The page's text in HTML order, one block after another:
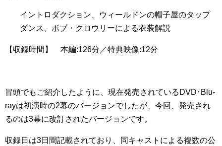
イントロダクション、ウィールドンの帽子屋のタップ
ダンス、ボブ・クロウリーによる衣装解説
【収録時間】 本編:126分／特典映像:12分
冒頭でもご紹介したように、現在発売されているDVD･Blu-
rayは初演時の2幕のバージョンでしたが、今回、発売され
るのは3幕に改訂されたバージョンです。
収録日は3日間記載されており、同キャストによる複数の公